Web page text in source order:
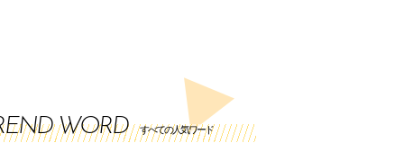
WORD すべての人気ワード